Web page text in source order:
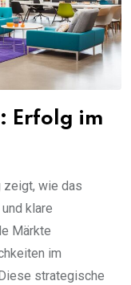
Erfolg im
zeigt, wie das
klare
Märkte
im
strategische